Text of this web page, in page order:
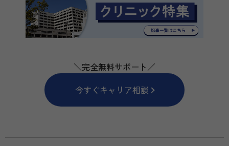
＼完全無料サポート／
今すぐキャリア相談